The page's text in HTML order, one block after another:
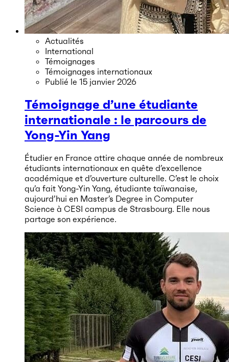
Actualités
International
Témoignages
Témoignages internationaux
Publié le 15 janvier 2026
Témoignage d’une étudiante
internationale : le parcours de
Yong-Yin Yang
Étudier en France attire chaque année de nombreux
étudiants internationaux en quête d’excellence
académique et d’ouverture culturelle. C’est le choix
qu’a fait Yong-Yin Yang, étudiante taïwanaise,
aujourd’hui en Master’s Degree in Computer
Science à CESI campus de Strasbourg. Elle nous
partage son expérience.